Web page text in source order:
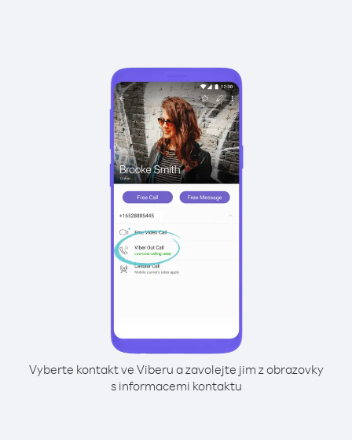
Vyberte kontakt ve Viberu a zavolejte jim z obrazovky
s informacemi kontaktu